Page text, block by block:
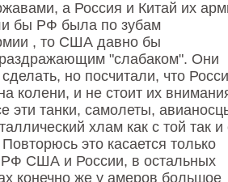
а Россия и Китай их
бы РФ была по зубам
, то США давно бы
"слабаком". Они
но посчитали, что
колени, и не стоит их
эти танки, самолеты,
хлам как с той так и
это касается только
РФ США и России, в остальных
конечно же у амеров большое